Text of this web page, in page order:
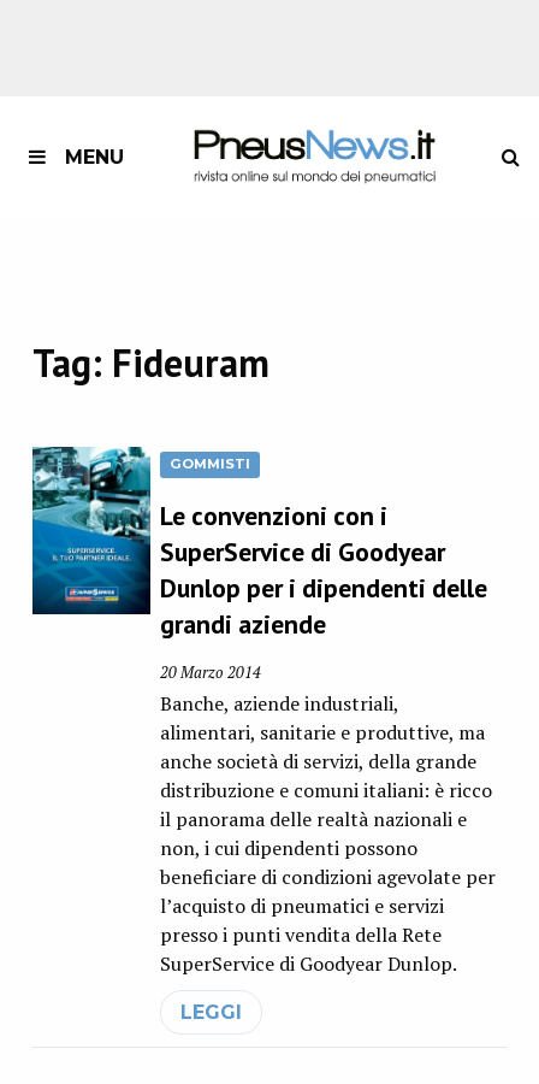
MENU
Tag: Fideuram
GOMMISTI
Le convenzioni con i
SuperService di Goodyear
Dunlop per i dipendenti delle
grandi aziende
20 Marzo 2014
Banche, aziende industriali,
alimentari, sanitarie e produttive, ma
anche società di servizi, della grande
distribuzione e comuni italiani: è ricco
il panorama delle realtà nazionali e
non, i cui dipendenti possono
beneficiare di condizioni agevolate per
l’acquisto di pneumatici e servizi
presso i punti vendita della Rete
SuperService di Goodyear Dunlop.
LEGGI